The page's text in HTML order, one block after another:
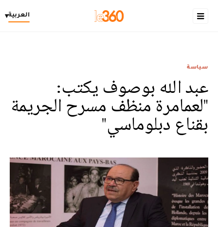
العربية▾
سياسة
عبد الله بوصوف يكتب:
"لعمامرة منظف مسرح الجريمة
بقناع دبلوماسي"